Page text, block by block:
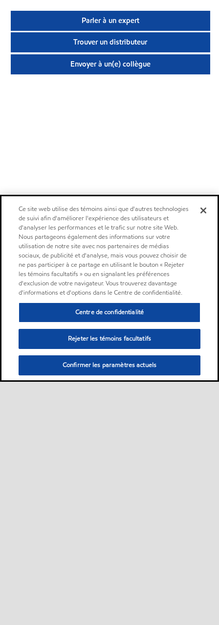
Parler à un expert
Trouver un distributeur
Envoyer à un(e) collègue
Ce site web utilise des témoins ainsi que d'autres technologies
de suivi afin d'améliorer l'expérience des utilisateurs et
d'analyser les performances et le trafic sur notre site Web.
Nous partageons également des informations sur votre
utilisation de notre site avec nos partenaires de médias
sociaux, de publicité et d'analyse, mais vous pouvez choisir de
ne pas participer à ce partage en utilisant le bouton « Rejeter
les témoins facultatifs » ou en signalant les préférences
d'exclusion de votre navigateur. Vous trouverez davantage
d'informations et d'options dans le Centre de confidentialité.
Centre de confidentialité
Rejeter les témoins facultatifs
Confirmer les paramètres actuels